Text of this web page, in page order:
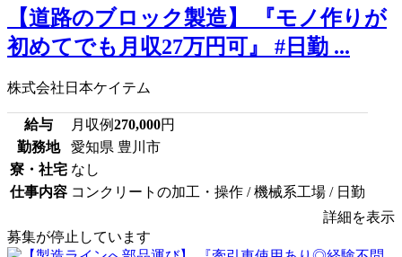
【道路のブロック製造】 『モノ作りが
初めてでも月収27万円可』 #日勤 ...
株式会社日本ケイテム
給与 月収例270,000円
勤務地
愛知県 豊川市
寮・社宅 なし
仕事内容 コンクリートの加工・操作 / 機械系工場 / 日勤
詳細を表示
募集が停止しています